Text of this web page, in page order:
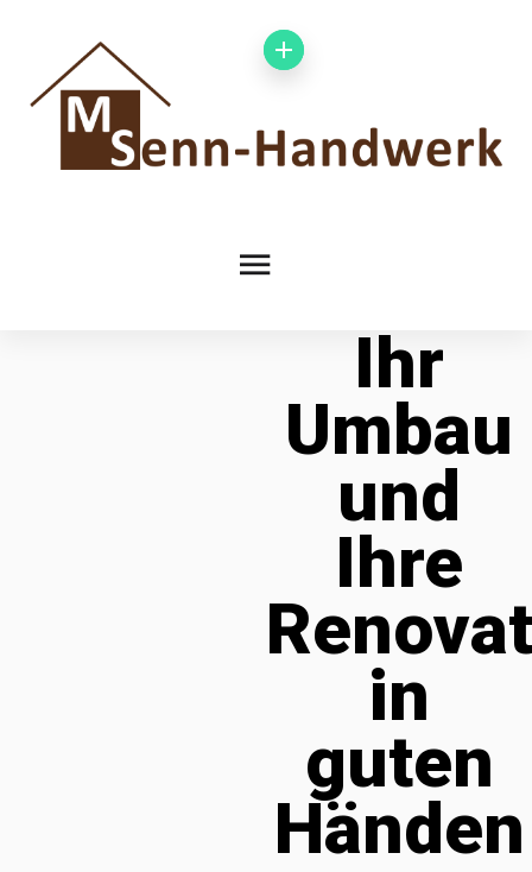
Ihr
Umbau
und
Ihre
in
guten
Händen